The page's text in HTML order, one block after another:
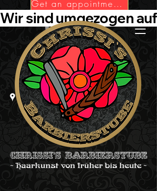
Get an appointment now!
Wir sind umgezogen